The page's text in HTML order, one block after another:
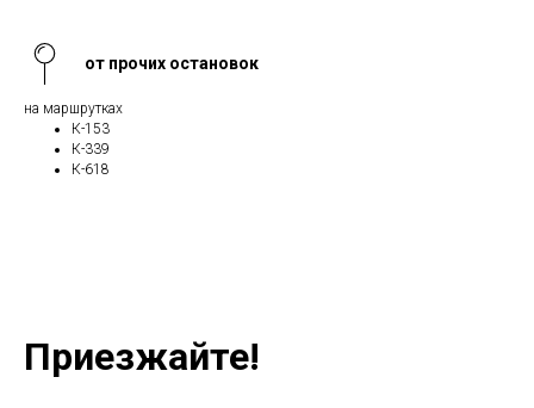
от прочих остановок
на маршрутках
К-153
К-339
К-618
Приезжайте!